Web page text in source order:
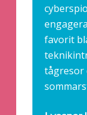
favorit
tågresor